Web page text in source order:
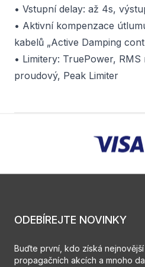
• Vstupní delay: až 4s,
• Aktivní kompenzace
kabelů „Active Damping
• Limitery: TruePower,
proudový, Peak Limiter
ODEBÍREJTE NOVINKY
Buďte první, kdo získá
propagačních akcích a mnoho